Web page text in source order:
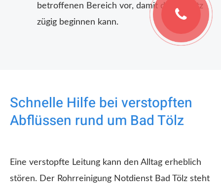
betroffenen Bereich vor, damit der Einsatz
zügig beginnen kann.
Schnelle Hilfe bei verstopften
Abflüssen rund um Bad Tölz
Eine verstopfte Leitung kann den Alltag erheblich
stören. Der Rohrreinigung Notdienst Bad Tölz steht